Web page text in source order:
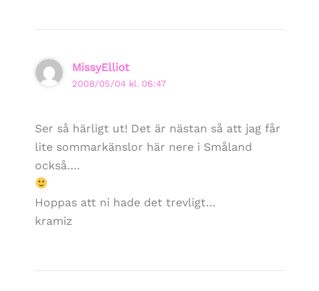
MissyElliot
2008/05/04 kl. 06:47
Ser så härligt ut! Det är nästan så att jag får
lite sommarkänslor här nere i Småland
också….
Hoppas att ni hade det trevligt…
kramiz